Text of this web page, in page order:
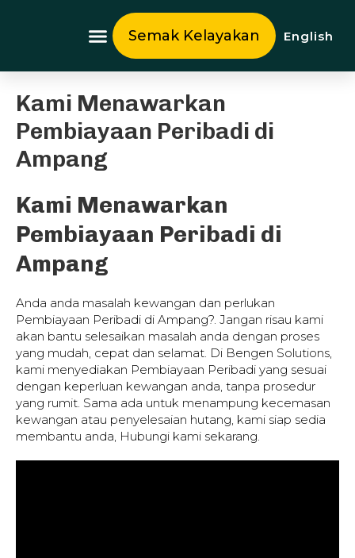
Semak Kelayakan English
Kami Menawarkan
Pembiayaan Peribadi di
Ampang
Kami Menawarkan
Pembiayaan Peribadi di
Ampang
Anda anda masalah kewangan dan perlukan
Pembiayaan Peribadi di Ampang?. Jangan risau kami
akan bantu selesaikan masalah anda dengan proses
yang mudah, cepat dan selamat. Di Bengen Solutions,
kami menyediakan Pembiayaan Peribadi yang sesuai
dengan keperluan kewangan anda, tanpa prosedur
yang rumit. Sama ada untuk menampung kecemasan
kewangan atau penyelesaian hutang, kami siap sedia
membantu anda, Hubungi kami sekarang.